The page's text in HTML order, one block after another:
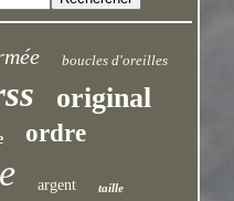
boucles d'oreilles
original
ordre
argent taille